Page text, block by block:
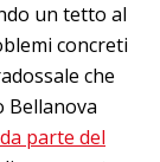
un tetto al
concreti
che
Bellanova
parte del